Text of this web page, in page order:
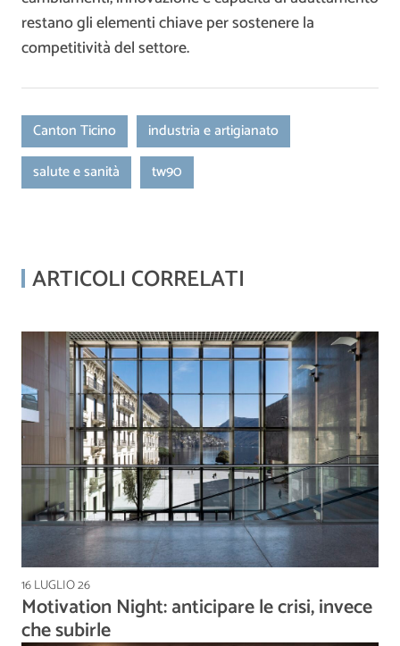
restano gli elementi chiave per sostenere la
competitività del settore.
Canton Ticino
industria e artigianato
salute e sanità
tw90
ARTICOLI CORRELATI
16 LUGLIO 26
Motivation Night: anticipare le crisi, invece
che subirle